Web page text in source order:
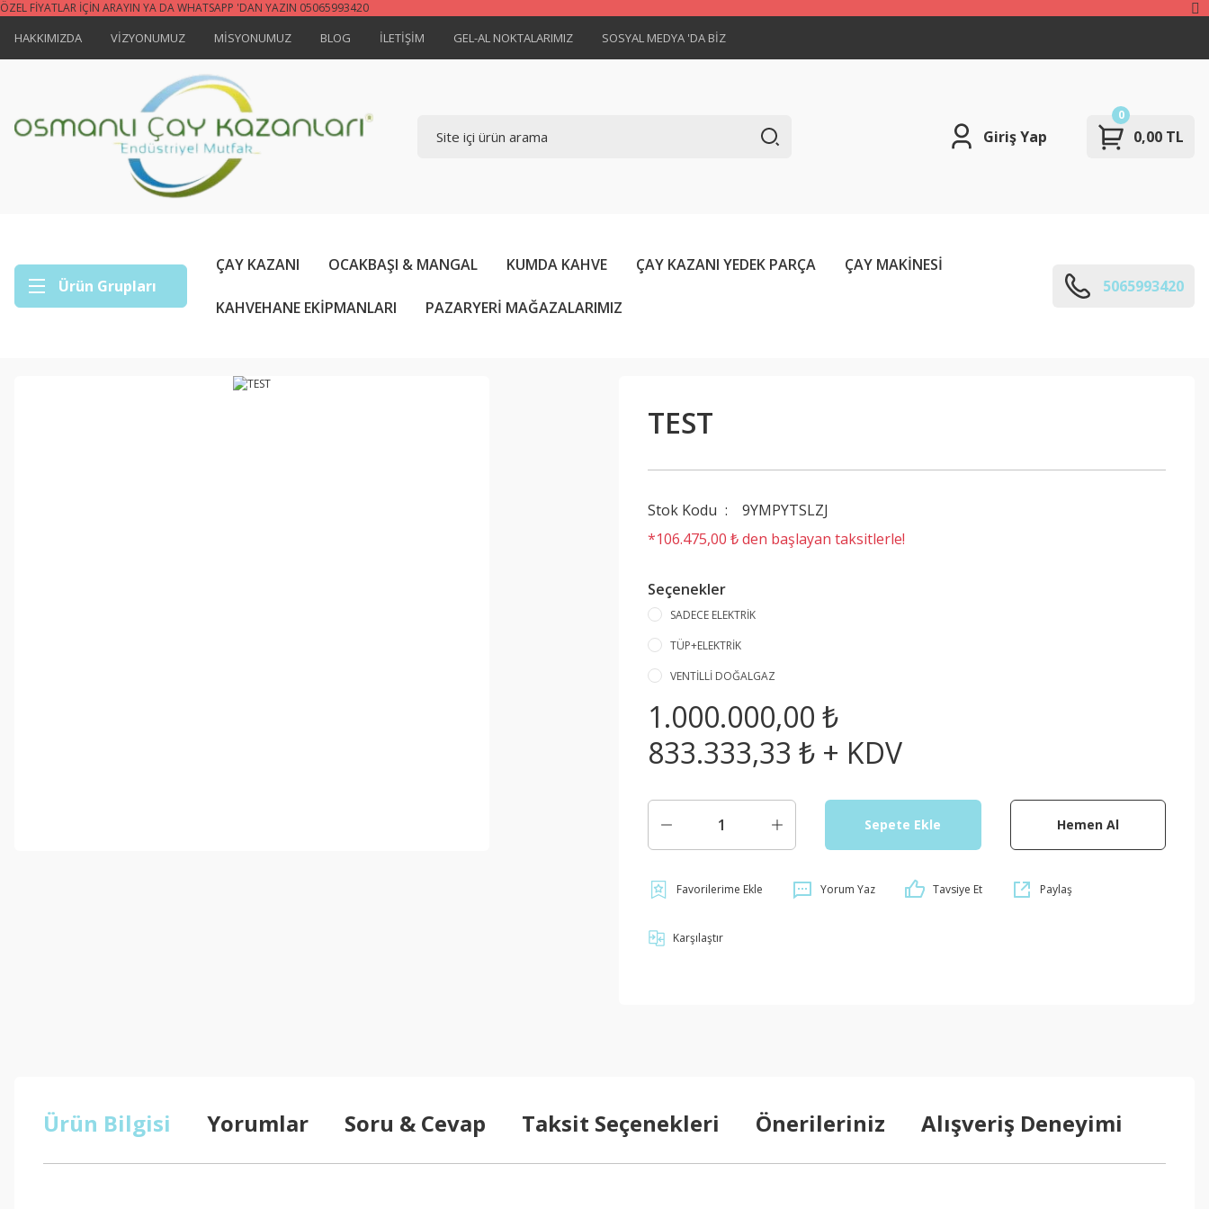
ÖZEL FİYATLAR İÇİN ARAYIN YA DA WHATSAPP 'DAN YAZIN 05065993420
HAKKIMIZDA VİZYONUMUZ MİSYONUMUZ BLOG İLETİŞİM GEL-AL NOKTALARIMIZ SOSYAL MEDYA 'DA BİZ
Giriş Yap 0,00 TL
0
Ürün Grupları
ÇAY KAZANI OCAKBAŞI & MANGAL KUMDA KAHVE ÇAY KAZANI YEDEK PARÇA ÇAY MAKİNESİ
KAHVEHANE EKİPMANLARI PAZARYERİ MAĞAZALARIMIZ
5065993420
TEST
Stok Kodu
9YMPYTSLZJ
*106.475,00 ₺ den başlayan taksitlerle!
Seçenekler
SADECE ELEKTRİK
TÜP+ELEKTRİK
VENTİLLİ DOĞALGAZ
1.000.000,00 ₺
833.333,33 ₺ + KDV
Sepete Ekle Hemen Al
Yorum Yaz Tavsiye Et Paylaş
Karşılaştır
Ürün Bilgisi Yorumlar Soru & Cevap Taksit Seçenekleri Önerileriniz Alışveriş Deneyimi